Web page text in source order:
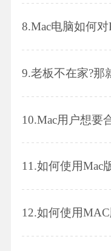
8.Mac电脑如何对
9.老板不在家?那
10.Mac用户想要
11.如何使用Mac版
12.如何使用MAC版